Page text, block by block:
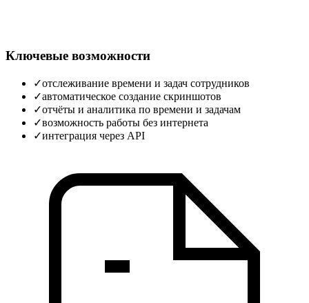
Ключевые возможности
✓отслеживание времени и задач сотрудников
✓автоматическое создание скриншотов
✓отчёты и аналитика по времени и задачам
✓возможность работы без интернета
✓интеграция через API